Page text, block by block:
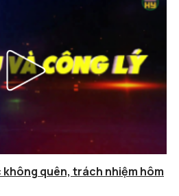
không quên, trách nhiệm hôm